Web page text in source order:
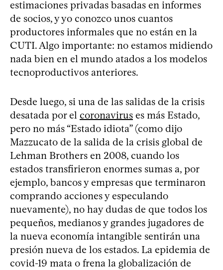
estimaciones privadas basadas en informes
de socios, y yo conozco unos cuantos
productores informales que no están en la
CUTI. Algo importante: no estamos midiendo
nada bien en el mundo atados a los modelos
tecnoproductivos anteriores.
Desde luego, si una de las salidas de la crisis
desatada por el coronavirus es más Estado,
pero no más “Estado idiota” (como dijo
Mazzucato de la salida de la crisis global de
Lehman Brothers en 2008, cuando los
estados transfirieron enormes sumas a, por
ejemplo, bancos y empresas que terminaron
comprando acciones y especulando
nuevamente), no hay dudas de que todos los
pequeños, medianos y grandes jugadores de
la nueva economía intangible sentirán una
presión nueva de los estados. La epidemia de
covid-19 mata o frena la globalización de